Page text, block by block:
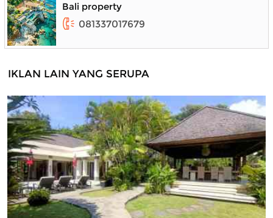
Bali property
081337017679
IKLAN LAIN YANG SERUPA